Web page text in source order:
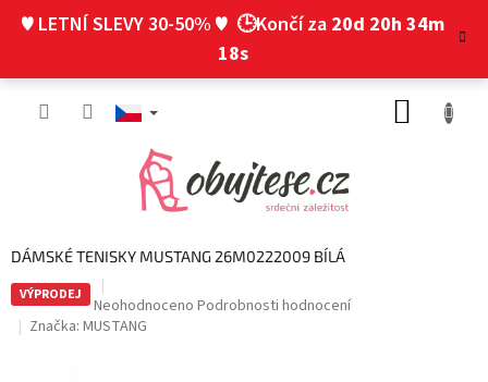
♥ LETNÍ SLEVY 30-50% ♥ 🕒Končí za 20d 20h 34m
18s
DÁMSKÉ TENISKY MUSTANG 26M0222009 BÍLÁ
VÝPRODEJ
Průměrné
hodnocení
Neohodnoceno Podrobnosti hodnocení
Značka: MUSTANG